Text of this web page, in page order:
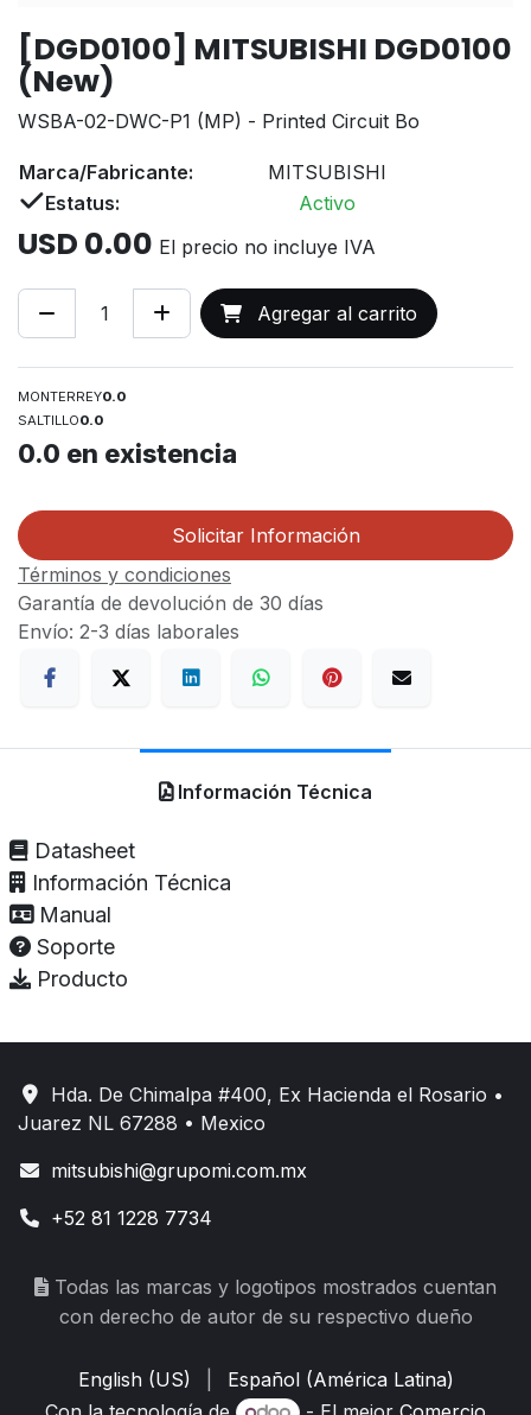
[DGD0100] MITSUBISHI DGD0100
(New)
WSBA-02-DWC-P1 (MP) - Printed Circuit Bo
Marca/Fabricante:
MITSUBISHI
Estatus:
Activo
USD 0.00 El precio no incluye IVA
Agregar al carrito
MONTERREY0.0
SALTILLO0.0
0.0 en existencia
Solicitar Información
Términos y condiciones
Garantía de devolución de 30 días
Envío: 2-3 días laborales
Información Técnica
Datasheet
Información Técnica
Manual
Soporte
Producto
Hda. De Chimalpa #400, Ex Hacienda el Rosario •
Juarez NL 67288 • Mexico
mitsubishi@grupomi.com.mx
+52 81 1228 7734
Todas las marcas y logotipos mostrados cuentan
con derecho de autor de su respectivo dueño
English (US)
Español (América Latina)